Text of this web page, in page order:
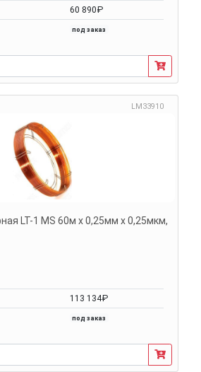
60 890₽
под заказ
LM33910
LT-1 MS 60м х 0,25мм х 0,25мкм,
113 134₽
под заказ